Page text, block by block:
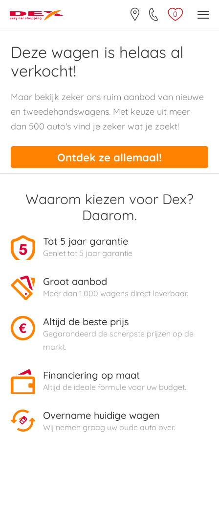
0
Deze wagen is helaas al
verkocht!
Maar bekijk zeker ons ruim aanbod van nieuwe
en tweedehandswagens. Met keuze uit meer
dan 500 auto's vind je zeker wat je zoekt!
Ontdek ze allemaal!
Waarom kiezen voor Dex?
Daarom.
Tot 5 jaar garantie
Geniet tot 5 jaar garantie
Groot aanbod
Meer dan 1.000 wagens direct leverbaar.
Altijd de beste prijs
Gegarandeerd de scherpste prijzen op de
markt.
Financiering op maat
Altijd de ideale formule voor uw budget.
Overname huidige wagen
Wij nemen graag uw oude auto over.